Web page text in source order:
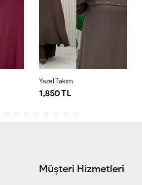
Yazel Takım
1,850 TL
Müşteri Hizmetleri